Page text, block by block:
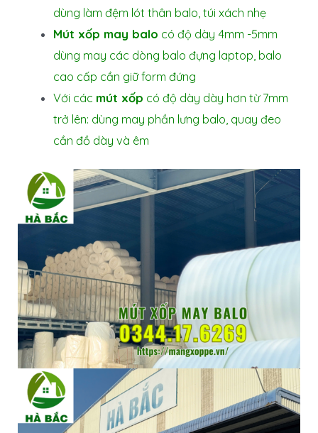
dùng làm đệm lót thân balo, túi xách nhẹ
Mút xốp may balo có độ dày 4mm -5mm
dùng may các dòng balo đựng laptop, balo
cao cấp cần giữ form đứng
Với các mút xốp có độ dày dày hơn từ 7mm
trở lên: dùng may phần lưng balo, quay đeo
cần đồ dày và êm